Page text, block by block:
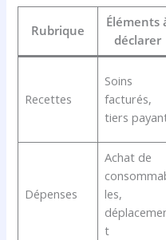
Rubrique
Éléments
déclarer
Recettes
Soins
facturés,
tiers
Dépenses
Achat de
les,
t